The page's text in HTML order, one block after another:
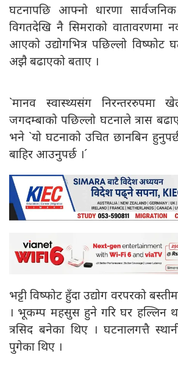
घटनापछि आफ्नो धारणा
विगतदेखि नै सिमराको वातावरणमा
आएको उद्योगभित्र पछिल्लो विष्फोट
अझै बढाएको बताए ।
`मानव स्वास्थ्यसंग निरन्तररुपमा
जगदम्बाको पछिल्लो घटनाले त्रास
भने `यो घटनाको उचित छानबिन
बाहिर आउनुपर्छ ।´
भट्टी विष्फोट हुँदा उद्योग वरपरको
। भूकम्प महसुस हुने गरि घर हल्लिन
त्रसिद बनेका थिए । घटनालगत्तै
पुगेका थिए ।